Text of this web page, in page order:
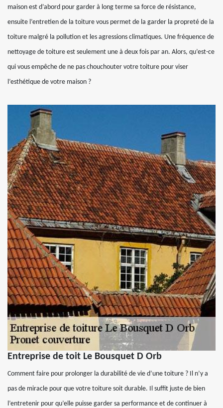
maison est d’abord pour garder à long terme sa force de résistance,
ensuite l’entretien de la toiture vous permet de la garder la propreté de la
toiture malgré la pollution et les agressions climatiques. Une fréquence de
nettoyage de toiture est seulement une à deux fois par an. Alors, qu’est-ce
qui vous empêche de ne pas chouchouter votre toiture pour viser
l’esthétique de votre maison ?
Entreprise de toit Le Bousquet D Orb
Comment faire pour prolonger la durabilité de vie d’une toiture ? Il n’y a
pas de miracle pour que votre toiture soit durable. Il suffit juste de bien
l’entretenir pour qu’elle puisse garder sa performance et de continuer à